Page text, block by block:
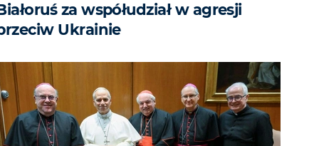
za współudział w agresji
Ukrainie